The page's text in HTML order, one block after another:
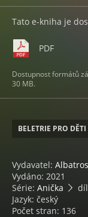
Tato e-kniha je
PDF
Dostupnost formátů
30 MB.
BELETRIE PRO DĚTI
Vydavatel: Albatros
Vydáno: 2021
Série: Anička
Jazyk: český
Počet stran: 136